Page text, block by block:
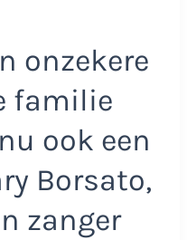
onzekere
familie
ook een
Borsato,
zanger